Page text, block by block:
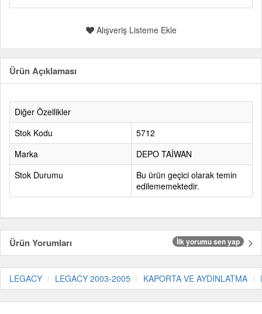
Alışveriş Listeme Ekle
Ürün Açıklaması
Diğer Özellikler
Stok Kodu
5712
Marka
DEPO TAİWAN
Stok Durumu
Bu ürün geçici olarak temin
edilememektedir.
Ürün Yorumları İlk yorumu sen yap
LEGACY LEGACY 2003-2005 KAPORTA VE AYDINLATMA